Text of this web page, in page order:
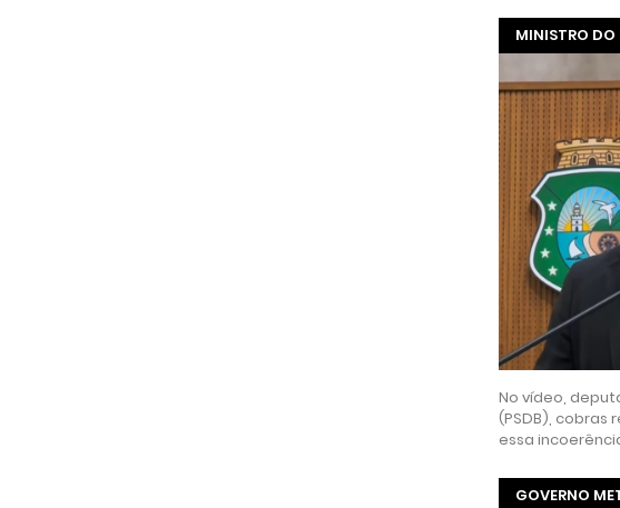
MINISTRO DO
No vídeo,
(PSDB), cobras
essa
GOVERNO